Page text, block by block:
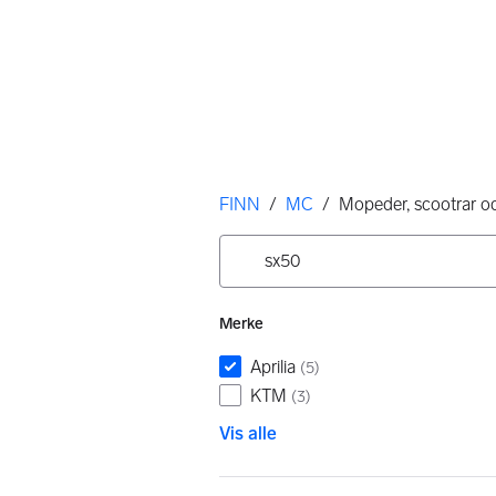
Her er du
FINN / MC / Mopeder, scootrar
Filtre
Søk i Scootere og mopeder
Merke
Aprilia (5)
KTM (3)
Vis alle